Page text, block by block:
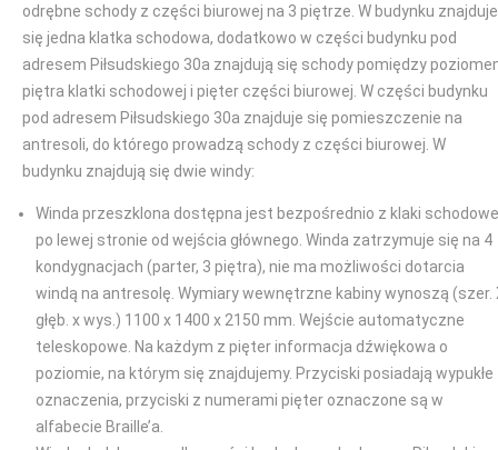
odrębne schody z części biurowej na 3 piętrze. W budynku znajduje
się jedna klatka schodowa, dodatkowo w części budynku pod
adresem Piłsudskiego 30a znajdują się schody pomiędzy
piętra klatki schodowej i pięter części biurowej. W części budynku
pod adresem Piłsudskiego 30a znajduje się pomieszczenie na
antresoli, do którego prowadzą schody z części biurowej. W
budynku znajdują się dwie windy:
Winda przeszklona dostępna jest bezpośrednio z klaki
po lewej stronie od wejścia głównego. Winda zatrzymuje się na 4
kondygnacjach (parter, 3 piętra), nie ma możliwości dotarcia
windą na antresolę. Wymiary wewnętrzne kabiny wynoszą (szer.
głęb. x wys.) 1100 x 1400 x 2150 mm. Wejście automatyczne
teleskopowe. Na każdym z pięter informacja dźwiękowa o
poziomie, na którym się znajdujemy. Przyciski posiadają wypukłe
oznaczenia, przyciski z numerami pięter oznaczone są w
alfabecie Braille’a.